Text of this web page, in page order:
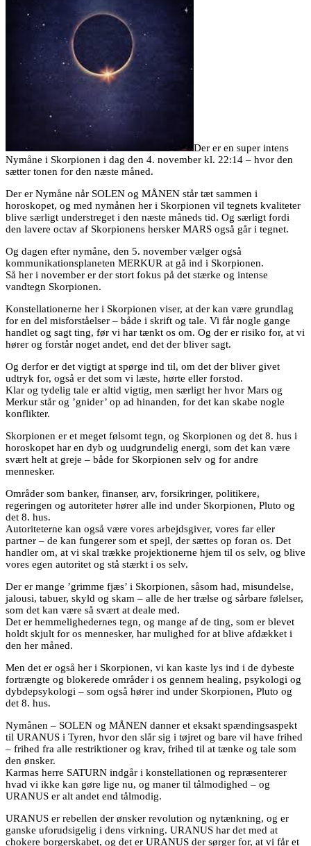
Der er en super intens
Nymåne i Skorpionen i dag den 4. november kl. 22:14 – hvor den
sætter tonen for den næste måned.
Der er Nymåne når SOLEN og MÅNEN står tæt sammen i
horoskopet, og med nymånen her i Skorpionen vil tegnets kvaliteter
blive særligt understreget i den næste måneds tid. Og særligt fordi
den lavere octav af Skorpionens hersker MARS også går i tegnet.
Og dagen efter nymåne, den 5. november vælger også
kommunikationsplaneten MERKUR at gå ind i Skorpionen.
Så her i november er der stort fokus på det stærke og intense
vandtegn Skorpionen.
Konstellationerne her i Skorpionen viser, at der kan være grundlag
for en del misforståelser – både i skrift og tale. Vi får nogle gange
handlet og sagt ting, før vi har tænkt os om. Og der er risiko for, at vi
hører og forstår noget andet, end det der bliver sagt.
Og derfor er det vigtigt at spørge ind til, om det der bliver givet
udtryk for, også er det som vi læste, hørte eller forstod.
Klar og tydelig tale er altid vigtig, men særligt her hvor Mars og
Merkur står og ’gnider’ op ad hinanden, for det kan skabe nogle
konflikter.
Skorpionen er et meget følsomt tegn, og Skorpionen og det 8. hus i
horoskopet har en dyb og uudgrundelig energi, som det kan være
svært helt at greje – både for Skorpionen selv og for andre
mennesker.
Områder som banker, finanser, arv, forsikringer, politikere,
regeringen og autoriteter hører alle ind under Skorpionen, Pluto og
det 8. hus.
Autoriteterne kan også være vores arbejdsgiver, vores far eller
partner – de kan fungerer som et spejl, der sættes op foran os. Det
handler om, at vi skal trække projektionerne hjem til os selv, og blive
vores egen autoritet og stå stærkt i os selv.
Der er mange ’grimme fjæs’ i Skorpionen, såsom had, misundelse,
jalousi, tabuer, skyld og skam – alle de her trælse og sårbare følelser,
som det kan være så svært at deale med.
Det er hemmelighedernes tegn, og mange af de ting, som er blevet
holdt skjult for os mennesker, har mulighed for at blive afdækket i
den her måned.
Men det er også her i Skorpionen, vi kan kaste lys ind i de dybeste
fortrængte og blokerede områder i os gennem healing, psykologi og
dybdepsykologi – som også hører ind under Skorpionen, Pluto og
det 8. hus.
Nymånen – SOLEN og MÅNEN danner et eksakt spændingsaspekt
til URANUS i Tyren, hvor den slår sig i tøjret og bare vil have frihed
– frihed fra alle restriktioner og krav, frihed til at tænke og tale som
den ønsker.
Karmas herre SATURN indgår i konstellationen og repræsenterer
hvad vi ikke kan gøre lige nu, og maner til tålmodighed – og
URANUS er alt andet end tålmodig.
URANUS er rebellen der ønsker revolution og nytænkning, og er
ganske uforudsigelig i dens virkning. URANUS har det med at
chokere borgerskabet, og det er URANUS der sørger for, at vi får et